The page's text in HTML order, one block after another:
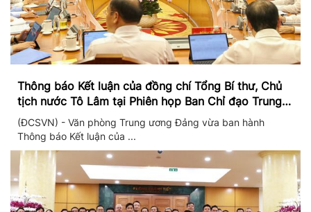
Thông báo Kết luận của đồng chí Tổng Bí thư, Chủ
tịch nước Tô Lâm tại Phiên họp Ban Chỉ đạo Trung
ương thực hiện Nghị quyết 57
(ĐCSVN) - Văn phòng Trung ương Đảng vừa ban hành
Thông báo Kết luận của ...